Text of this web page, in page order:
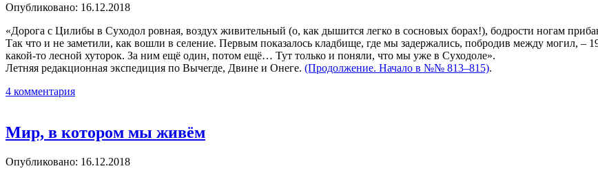
Опубликовано: 16.12.2018
«Дорога с Цилибы в Суходол ровная, воздух живительный (о, как дышится легко в сосновых борах!), бодрости ногам
Так что и не заметили, как вошли в селение. Первым показалось кладбище, где мы задержались, побродив между могил, –
какой-то лесной хуторок. За ним ещё один, потом ещё… Тут только и поняли, что мы уже в Суходоле».
Летняя редакционная экспедиция по Вычегде, Двине и Онеге. (Продолжение. Начало в №№ 813–815).
4 комментария
Мир, в котором мы живём
Опубликовано: 16.12.2018